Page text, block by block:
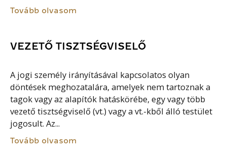
Tovább olvasom
VEZETŐ TISZTSÉGVISELŐ
A jogi személy irányításával kapcsolatos olyan
döntések meghozatalára, amelyek nem tartoznak a
tagok vagy az alapítók hatáskörébe, egy vagy több
vezető tisztségviselő (vt.) vagy a vt.-kből álló testület
jogosult. Az...
Tovább olvasom